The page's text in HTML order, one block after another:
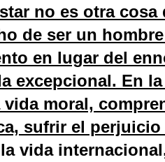
no es otra
de ser un
en lugar del
excepcional. En
vida moral,
sufrir el
vida